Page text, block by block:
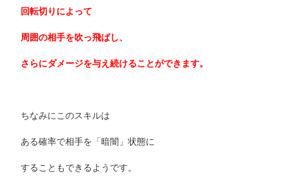
回転切りによって
周囲の相手を吹っ飛ばし、
さらにダメージを与え続けることができます。
ちなみにこのスキルは
ある確率で相手を「暗闇」状態に
することもできるようです。